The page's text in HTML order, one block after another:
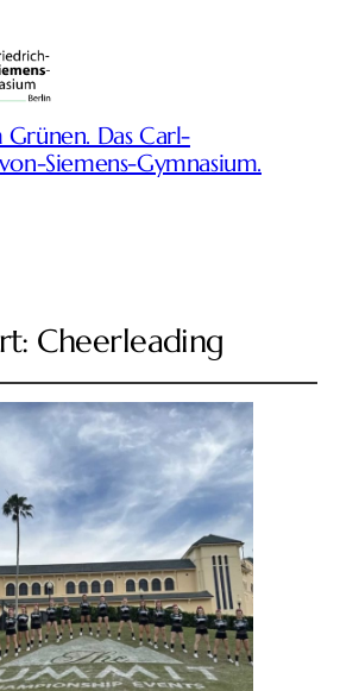
Grünen. Das Carl-
Siemens-Gymnasium.
Cheerleading